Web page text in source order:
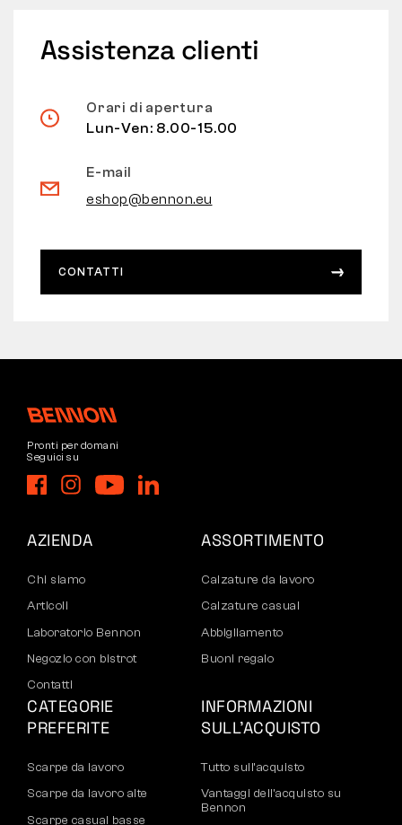
Assistenza clienti
Orari di apertura
Lun-Ven: 8.00-15.00
E-mail
eshop@bennon.eu
CONTATTI
Pronti per domani
Seguici su
AZIENDA
Chi siamo
Articoli
Laboratorio Bennon
Negozio con bistrot
Contatti
ASSORTIMENTO
Calzature da lavoro
Calzature casual
Abbigliamento
Buoni regalo
CATEGORIE
PREFERITE
Scarpe da lavoro
Scarpe da lavoro alte
Scarpe casual basse
INFORMAZIONI
SULL’ACQUISTO
Tutto sull’acquisto
Vantaggi dell’acquisto su
Bennon